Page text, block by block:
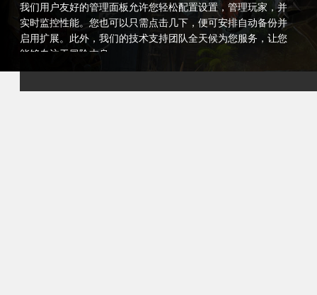
我们用户友好的管理面板允许您轻松配置设置，管理玩家，并
实时监控性能。您也可以只需点击几下，便可安排自动备份并
启用扩展。此外，我们的技术支持团队全天候为您服务，让您
能够专注于冒险本身。
选择我们的托管来管理《方舟：生存进化》，为您的社区提供